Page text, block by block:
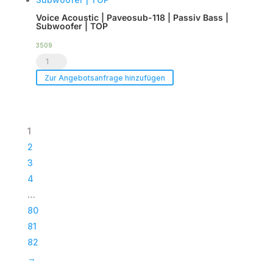
Menge
(8er
Set)
Voice Acoustic | Paveosub-118 | Passiv Bass |
Subwoofer | TOP
3509
Voice
Acoustic
Zur Angebotsanfrage hinzufügen
1
2
3
4
…
80
81
82
→